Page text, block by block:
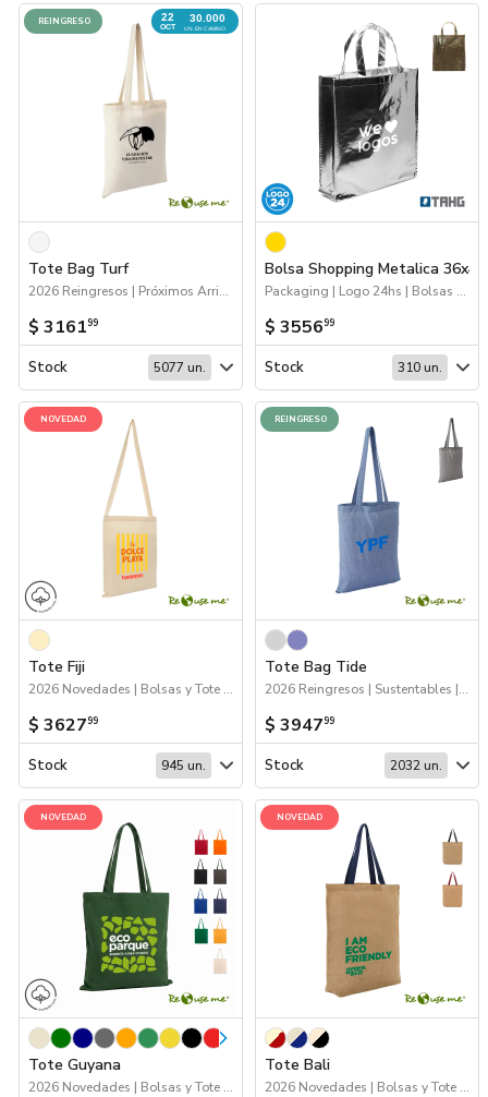
22
OCT
30.000
UN. EN CAMINO
REINGRESO
Tote Bag Turf
2026 Reingresos | Próximos Arribos | Bolsas y Tote Bags
$ 316199
Stock 5077 un.
Bolsa Shopping Metalica
Packaging | Logo 24hs | Bolsas y Tote Bags
$ 355699
Stock 310 un.
NOVEDAD
Tote Fiji
2026 Novedades | Bolsas y Tote Bags
$ 362799
Stock 945 un.
REINGRESO
Tote Bag Tide
2026 Reingresos | Sustentables | Bolsas y Tote Bags
$ 394799
Stock 2032 un.
NOVEDAD
Tote Guyana
2026 Novedades | Bolsas y Tote Bags
NOVEDAD
Tote Bali
2026 Novedades | Bolsas y Tote Bags